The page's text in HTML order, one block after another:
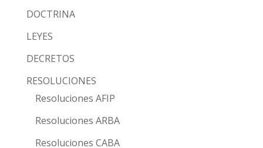
DOCTRINA
LEYES
DECRETOS
RESOLUCIONES
Resoluciones AFIP
Resoluciones ARBA
Resoluciones CABA